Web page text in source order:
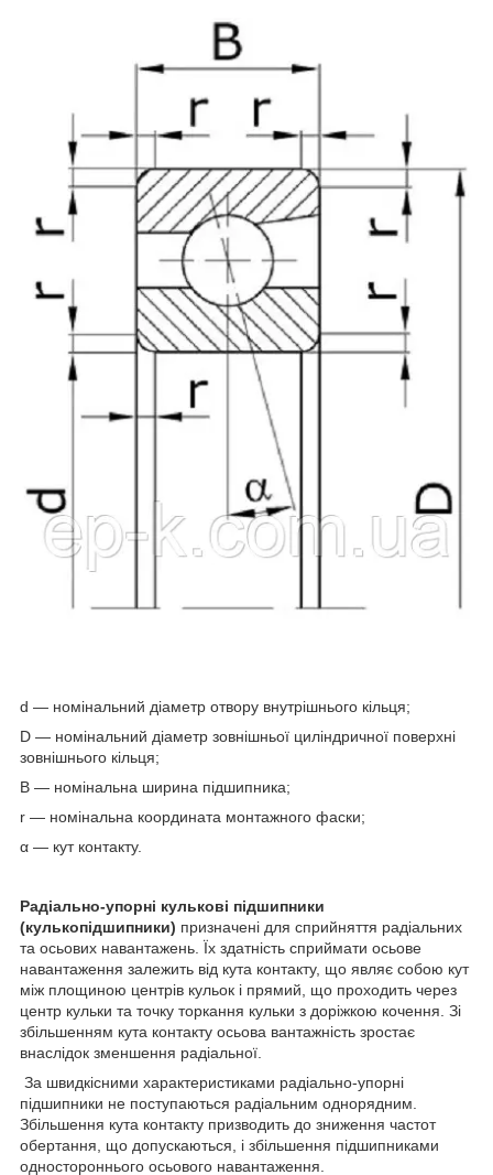
d — номінальний діаметр отвору внутрішнього кільця;
D — номінальний діаметр зовнішньої циліндричної поверхні
зовнішнього кільця;
B — номінальна ширина підшипника;
r — номінальна координата монтажного фаски;
α — кут контакту.
Радіально-упорні кулькові підшипники
(кулькопідшипники) призначені для сприйняття радіальних
та осьових навантажень. Їх здатність сприймати осьове
навантаження залежить від кута контакту, що являє собою кут
між площиною центрів кульок і прямий, що проходить через
центр кульки та точку торкання кульки з доріжкою кочення. Зі
збільшенням кута контакту осьова вантажність зростає
внаслідок зменшення радіальної.
За швидкісними характеристиками радіально-упорні
підшипники не поступаються радіальним однорядним.
Збільшення кута контакту призводить до зниження частот
обертання, що допускаються, і збільшення підшипниками
одностороннього осьового навантаження.